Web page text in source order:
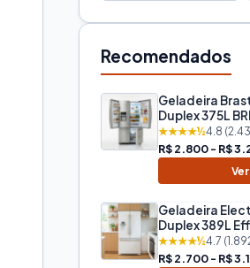
Recomendados
Geladeira
Duplex 375L
★★★★½4.8
R$ 2.800 - R$
Geladeira
Duplex 389L
★★★★½4.7
R$ 2.700 - R$